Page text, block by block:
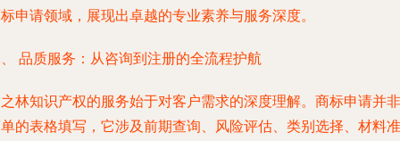
申请领域，展现出卓越的专业素养与服务深度。
品质服务：从咨询到注册的全流程护航
林知识产权的服务始于对客户需求的深度理解。商标申请并非
的表格填写，它涉及前期查询、风险评估、类别选择、材料准